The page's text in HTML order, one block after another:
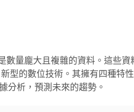
量龐大且複雜的資料。這些
型的數位技術。其擁有四種
分析，預測未來的趨勢。